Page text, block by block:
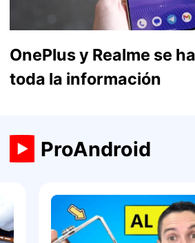
OnePlus y Realme se
toda la información
ProAndroid